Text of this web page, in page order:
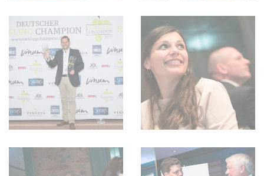
WERBUNG
PRESSE
IMPRESSUM
AGB & DATENSCHUTZ
FAQ